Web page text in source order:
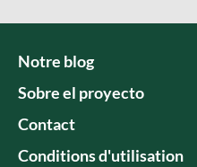
Notre blog
Sobre el proyecto
Contact
Conditions d'utilisation